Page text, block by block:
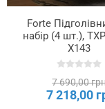
Forte
набір (4 шт.),
X143
7 690,00
7 218,00